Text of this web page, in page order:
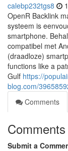
calebp232tgs8
OpenR Backlink
systeem is
smartphone.
compatibel met
(draadloze)
functions like a
Gulf https://
blog.com/
Comments
Comments
Submit a